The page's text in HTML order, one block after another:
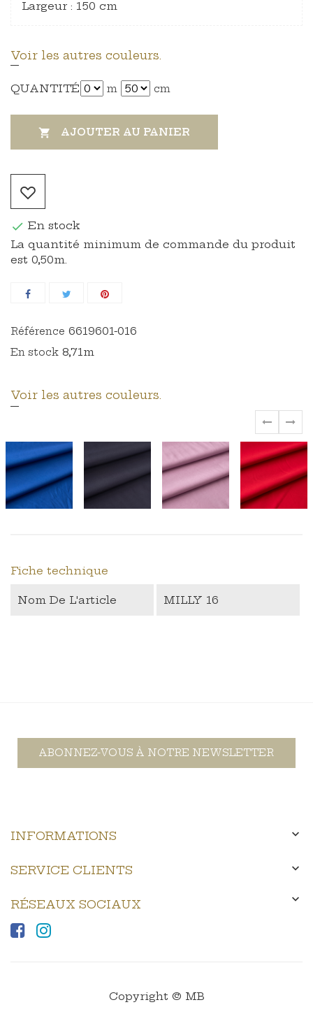
Largeur : 150 cm
Voir les autres couleurs.
QUANTITÉ m cm
 AJOUTER AU PANIER
 En stock
La quantité minimum de commande du produit
est 0,50m.
Référence 6619601-016
En stock 8,71m
Voir les autres couleurs.
‹ ›
Fiche technique
Nom De L'article MILLY 16
ABONNEZ-VOUS À NOTRE NEWSLETTER
INFORMATIONS 
SERVICE CLIENTS 
RÉSEAUX SOCIAUX 
Copyright © MB